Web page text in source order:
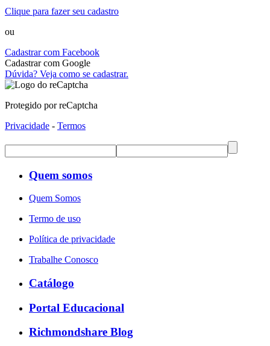
Clique para fazer seu cadastro
ou
Cadastrar com Facebook
Cadastrar com Google
Dúvida? Veja como se cadastrar.
Protegido por reCaptcha
Privacidade - Termos
Quem somos
Quem Somos
Termo de uso
Política de privacidade
Trabalhe Conosco
Catálogo
Portal Educacional
Richmondshare Blog